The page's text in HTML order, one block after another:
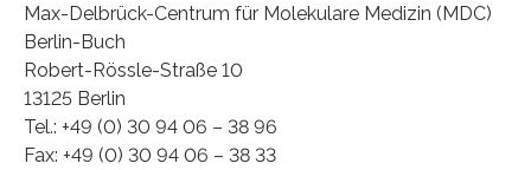
Max-Delbrück-Centrum für Molekulare Medizin (MDC)
Berlin-Buch
Robert-Rössle-Straße 10
13125 Berlin
Tel.: +49 (0) 30 94 06 – 38 96
Fax: +49 (0) 30 94 06 – 38 33